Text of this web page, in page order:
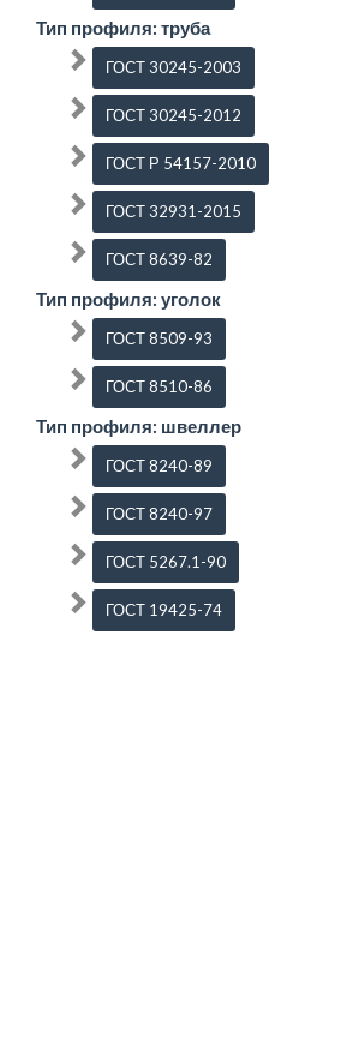
Тип профиля: труба
ГОСТ 30245-2003
ГОСТ 30245-2012
ГОСТ Р 54157-2010
ГОСТ 32931-2015
ГОСТ 8639-82
Тип профиля: уголок
ГОСТ 8509-93
ГОСТ 8510-86
Тип профиля: швеллер
ГОСТ 8240-89
ГОСТ 8240-97
ГОСТ 5267.1-90
ГОСТ 19425-74